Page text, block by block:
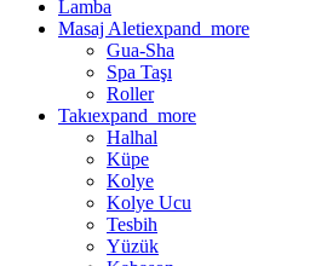
Lamba
Masaj Aletiexpand_more
Gua-Sha
Spa Taşı
Roller
Takıexpand_more
Halhal
Küpe
Kolye
Kolye Ucu
Tesbih
Yüzük